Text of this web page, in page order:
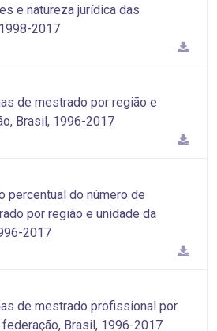
e natureza jurídica das
2017
de mestrado por região e
Brasil, 1996-2017
percentual do número de
por região e unidade da
2017
de mestrado profissional por
Brasil, 1996-2017